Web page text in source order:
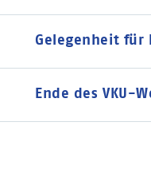
Gelegenheit für
Ende des VKU-